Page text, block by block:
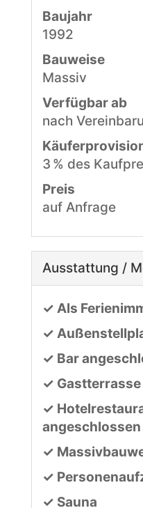
Baujahr
1992
Bauweise
Massiv
Verfügbar ab
nach
3 % des
Preis
auf Anfrage
Ausstattung /
✓ Als
✓
✓ Bar
✓ Gastterrasse
✓
angeschlossen
✓
✓
✓ Sauna